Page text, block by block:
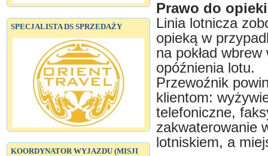
SPECJALISTA DS SPRZEDAŻY
KOORDYNATOR WYJAZDU (MISJI
Prawo do opieki
Linia lotnicza
opieką w
na pokład
opóźnienia lotu.
Przewoźnik
klientom:
telefoniczne,
zakwaterowanie
lotniskiem, a